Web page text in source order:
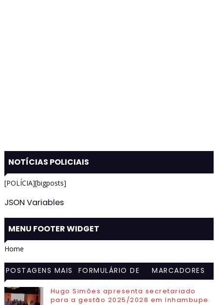
NOTÍCIAS POLICIAIS
[POLÍCIA][bigposts]
JSON Variables
MENU FOOTER WIDGET
Home
POSTAGENS MAIS
VISITADAS
FORMULÁRIO DE
MARCADORES
Hugo Simões apresenta secretariado
para a gestão 2025/2028 em Inhambupe